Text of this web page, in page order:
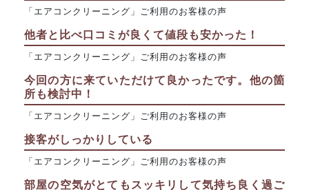
「エアコンクリーニング」ご利用のお客様の声
他者と比べ口コミが良くて値段も安かった！
「エアコンクリーニング」ご利用のお客様の声
今回の方に来ていただけて良かったです。他の箇
所も検討中！
「エアコンクリーニング」ご利用のお客様の声
接客がしっかりしている
「エアコンクリーニング」ご利用のお客様の声
部屋の空気がとてもスッキリして気持ち良く過ご